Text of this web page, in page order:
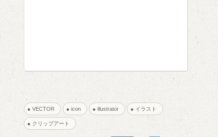
● VECTOR ● icon ● illustrator ● イラスト
● クリップアート